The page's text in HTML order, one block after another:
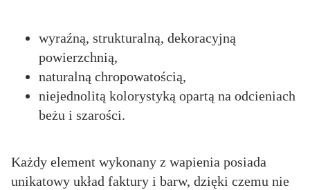
wyraźną, strukturalną, dekoracyjną
powierzchnią,
naturalną chropowatością,
niejednolitą kolorystyką opartą na odcieniach
beżu i szarości.
Każdy element wykonany z wapienia posiada
unikatowy układ faktury i barw, dzięki czemu nie